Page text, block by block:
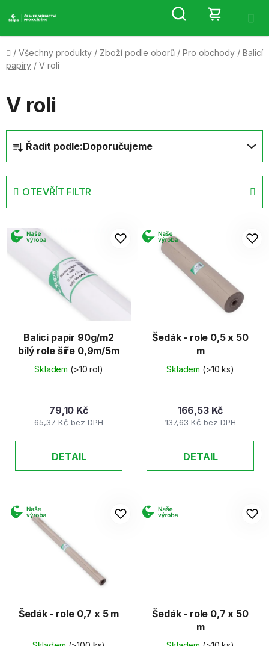
na
Hledat
KOŠÍK
Domů
/ Všechny produkty / Zboží podle oborů / Pro obchody / Balicí
papíry / V roli
V roli
a
z
n
p
o
Řadit podle:Doporučujeme
OTEVŘÍT FILTR
ý
p
Balicí papír 90g/m2
bílý role šíře 0,9m/5m
Skladem (>10 rol)
65,37 Kč bez DPH
79,10 Kč
DETAIL
Šedák - role 0,5 x 50
m
Skladem (>10 ks)
137,63 Kč bez DPH
166,53 Kč
DETAIL
Šedák - role 0,7 x 5 m
Šedák - role 0,7 x 50
m